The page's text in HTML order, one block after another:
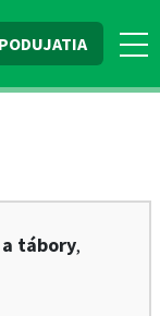
PODUJATIA
tábory,